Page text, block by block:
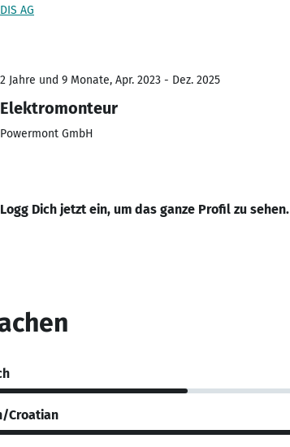
DIS AG
2 Jahre und 9 Monate, Apr. 2023 - Dez. 2025
Elektromonteur
Powermont GmbH
Logg Dich jetzt ein, um das ganze Profil zu sehen.
Croatian